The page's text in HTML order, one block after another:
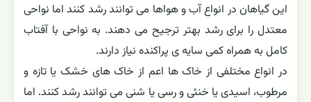
این گیاهان در انواع آب و هواها می توانند رشد کنند اما نواحی
معتدل را برای رشد بهتر ترجیح می دهند. به نواحی با آفتاب
کامل به همراه کمی سایه ی پراکنده نیاز دارند.
در انواع مختلفی از خاک ها اعم از خاک های خشک یا تازه و
مرطوب، اسیدی یا خنثی و رسی یا شنی می توانند رشد کنند. اما